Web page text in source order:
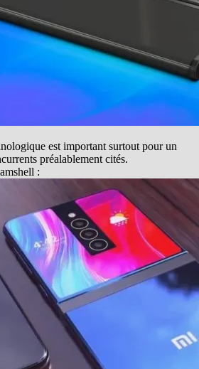
est important surtout pour un
préalablement cités.
: